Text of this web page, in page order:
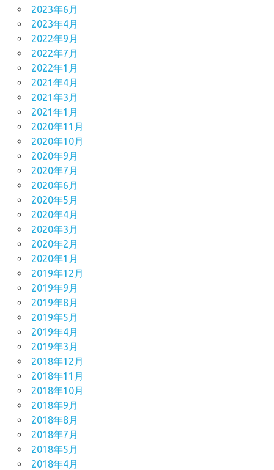
2023年6月
2023年4月
2022年9月
2022年7月
2022年1月
2021年4月
2021年3月
2021年1月
2020年11月
2020年10月
2020年9月
2020年7月
2020年6月
2020年5月
2020年4月
2020年3月
2020年2月
2020年1月
2019年12月
2019年9月
2019年8月
2019年5月
2019年4月
2019年3月
2018年12月
2018年11月
2018年10月
2018年9月
2018年8月
2018年7月
2018年5月
2018年4月